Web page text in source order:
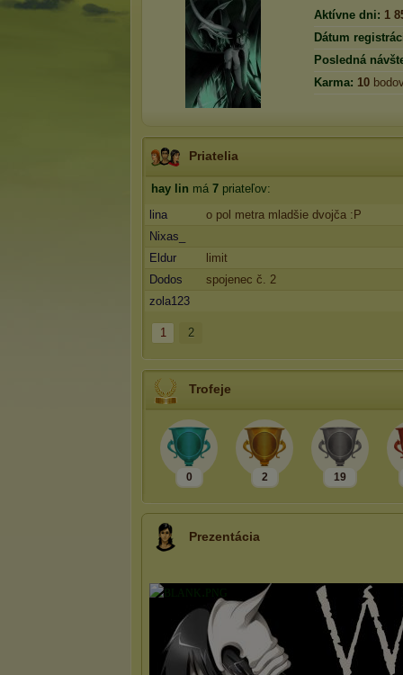
Aktívne dni: 1
Dátum
Posledná
Karma: 10
Priatelia
hay lin má 7 priateľov:
lina
o pol metra mladšie dvojča :P
Nixas_
Eldur
limit
Dodos
spojenec č. 2
zola123
1 2
Trofeje
0 2 19
Prezentácia